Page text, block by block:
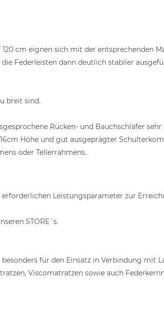
cm eignen sich mit der entsprechenden
Federleisten dann deutlich stabiler
breit sind.
Rücken- und Bauchschläfer
Höhe und gut ausgeprägter
oder Tellerrahmens.
Leistungsparameter zur
STORE´s.
für den Einsatz in Verbindung mit
Viscomatratzen sowie auch